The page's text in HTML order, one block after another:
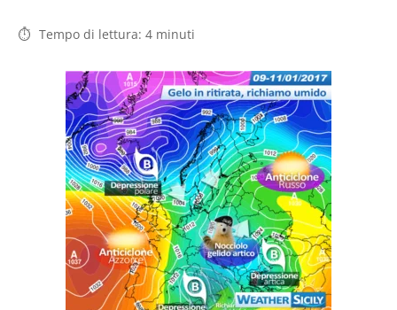
Tempo di lettura: 4 minuti